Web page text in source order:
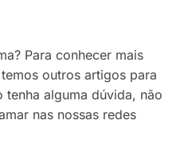
Para conhecer mais
outros artigos para
alguma dúvida, não
nas nossas redes